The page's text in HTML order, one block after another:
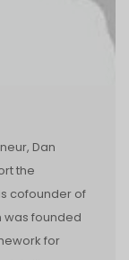
Dan
the
co­founder of
was founded
for